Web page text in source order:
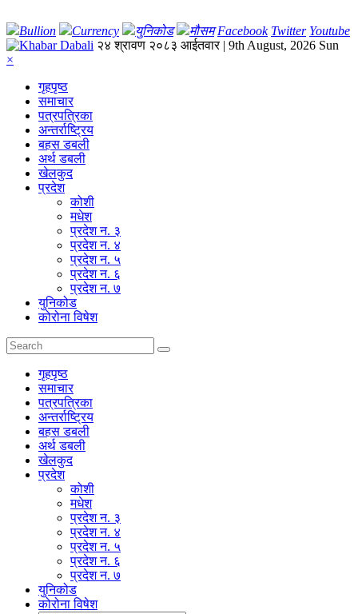
Bullion Currency युनिकोड मौसम Facebook Twitter Youtube
२४ श्रावण २०८३ आईतवार | 9th August, 2026 Sun
×
गृहपृष्‍ठ
समाचार
पत्रपत्रिका
अन्तर्राष्ट्रिय
बहस डबली
अर्थ डबली
खेलकुद
प्रदेश
कोशी
मधेश
प्रदेश न. ३
प्रदेश न. ४
प्रदेश न. ५
प्रदेश न. ६
प्रदेश न. ७
युनिकोड
कोरोना विषेश
गृहपृष्‍ठ
समाचार
पत्रपत्रिका
अन्तर्राष्ट्रिय
बहस डबली
अर्थ डबली
खेलकुद
प्रदेश
कोशी
मधेश
प्रदेश न. ३
प्रदेश न. ४
प्रदेश न. ५
प्रदेश न. ६
प्रदेश न. ७
युनिकोड
कोरोना विषेश